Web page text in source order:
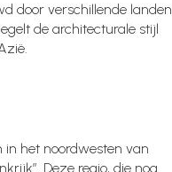
door verschillende landen
de architecturale stijl
in het noordwesten van
Deze regio, die nog